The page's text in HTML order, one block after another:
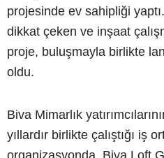
projesinde ev sahipliği
dikkat çeken ve inşaat
proje, buluşmayla birlikte
oldu.
Biva Mimarlık
yıllardır birlikte çalıştığı iş
organizasyonda, Biva Loft